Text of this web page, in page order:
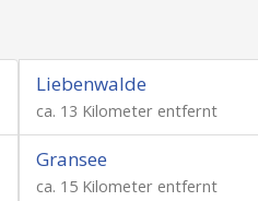
Liebenwalde
ca. 13 Kilometer entfernt
Gransee
ca. 15 Kilometer entfernt